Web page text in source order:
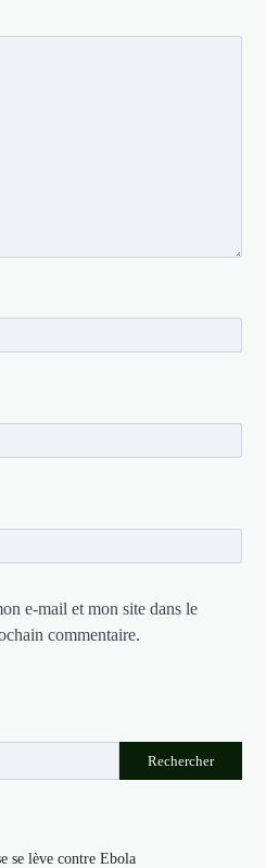
e-mail et mon site dans le
commentaire.
Rechercher
se lève contre Ebola